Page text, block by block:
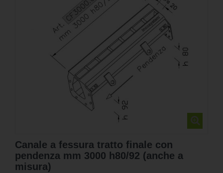
Canale a fessura tratto finale con
pendenza mm 3000 h80/92 (anche a
misura)